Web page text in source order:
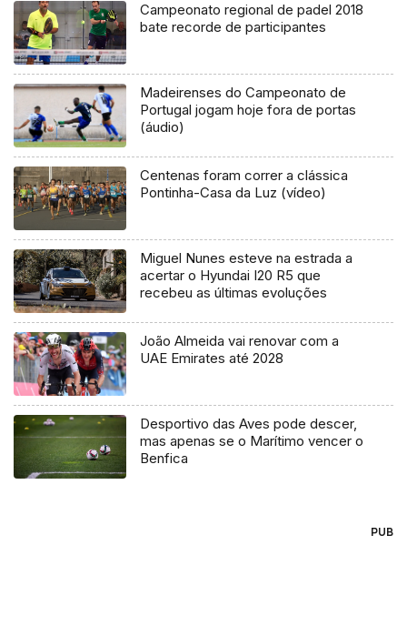
Campeonato regional de padel 2018
bate recorde de participantes
Madeirenses do Campeonato de
Portugal jogam hoje fora de portas
(áudio)
Centenas foram correr a clássica
Pontinha-Casa da Luz (vídeo)
Miguel Nunes esteve na estrada a
acertar o Hyundai I20 R5 que
recebeu as últimas evoluções
João Almeida vai renovar com a
UAE Emirates até 2028
Desportivo das Aves pode descer,
mas apenas se o Marítimo vencer o
Benfica
PUB